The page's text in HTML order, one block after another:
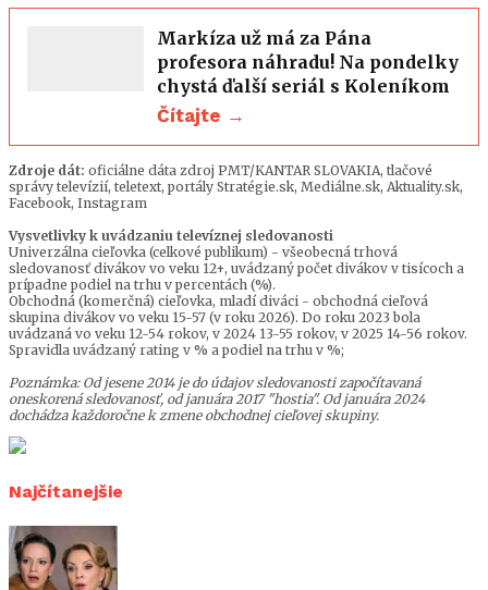
Markíza už má za Pána
profesora náhradu! Na pondelky
chystá ďalší seriál s Koleníkom
Čítajte →
Zdroje dát: oficiálne dáta zdroj PMT/KANTAR SLOVAKIA, tlačové
správy televízií, teletext, portály Stratégie.sk, Mediálne.sk, Aktuality.sk,
Facebook, Instagram
Vysvetlivky k uvádzaniu televíznej sledovanosti
Univerzálna cieľovka (celkové publikum) - všeobecná trhová
sledovanosť divákov vo veku 12+, uvádzaný počet divákov v tisícoch a
prípadne podiel na trhu v percentách (%).
Obchodná (komerčná) cieľovka, mladí diváci - obchodná cieľová
skupina divákov vo veku 15-57 (v roku 2026). Do roku 2023 bola
uvádzaná vo veku 12-54 rokov, v 2024 13-55 rokov, v 2025 14-56 rokov.
Spravidla uvádzaný rating v % a podiel na trhu v %;
Poznámka: Od jesene 2014 je do údajov sledovanosti započítavaná
oneskorená sledovanosť, od januára 2017 "hostia". Od januára 2024
dochádza každoročne k zmene obchodnej cieľovej skupiny.
Najčítanejšie